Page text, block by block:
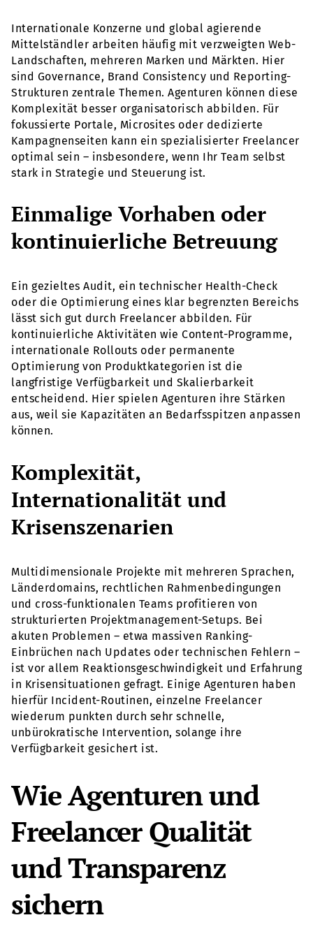
Internationale Konzerne und global agierende
Mittelständler arbeiten häufig mit verzweigten Web-
Landschaften, mehreren Marken und Märkten. Hier
sind Governance, Brand Consistency und Reporting-
Strukturen zentrale Themen. Agenturen können diese
Komplexität besser organisatorisch abbilden. Für
fokussierte Portale, Microsites oder dedizierte
Kampagnenseiten kann ein spezialisierter Freelancer
optimal sein – insbesondere, wenn Ihr Team selbst
stark in Strategie und Steuerung ist.
Einmalige Vorhaben oder
kontinuierliche Betreuung
Ein gezieltes Audit, ein technischer Health-Check
oder die Optimierung eines klar begrenzten Bereichs
lässt sich gut durch Freelancer abbilden. Für
kontinuierliche Aktivitäten wie Content-Programme,
internationale Rollouts oder permanente
Optimierung von Produktkategorien ist die
langfristige Verfügbarkeit und Skalierbarkeit
entscheidend. Hier spielen Agenturen ihre Stärken
aus, weil sie Kapazitäten an Bedarfsspitzen anpassen
können.
Komplexität,
Internationalität und
Krisenszenarien
Multidimensionale Projekte mit mehreren Sprachen,
Länderdomains, rechtlichen Rahmenbedingungen
und cross-funktionalen Teams profitieren von
strukturierten Projektmanagement-Setups. Bei
akuten Problemen – etwa massiven Ranking-
Einbrüchen nach Updates oder technischen Fehlern –
ist vor allem Reaktionsgeschwindigkeit und Erfahrung
in Krisensituationen gefragt. Einige Agenturen haben
hierfür Incident-Routinen, einzelne Freelancer
wiederum punkten durch sehr schnelle,
unbürokratische Intervention, solange ihre
Verfügbarkeit gesichert ist.
Wie Agenturen und
Freelancer Qualität
und Transparenz
sichern